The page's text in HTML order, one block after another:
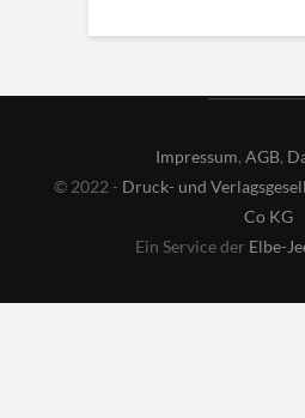
Impressum, AGB,
© 2022 - Druck- und
Co KG
Ein Service der Elbe-